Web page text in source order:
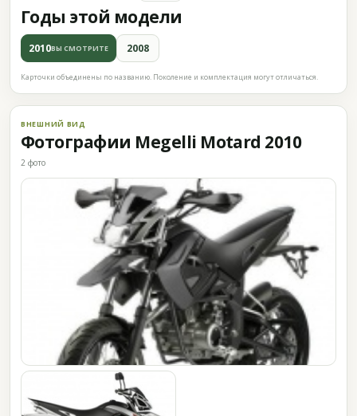
Годы этой модели
2010ВЫ СМОТРИТЕ 2008
Карточки объединены по названию. Поколение и комплектация могут отличаться.
ВНЕШНИЙ ВИД
Фотографии Megelli Motard 2010
2 фото